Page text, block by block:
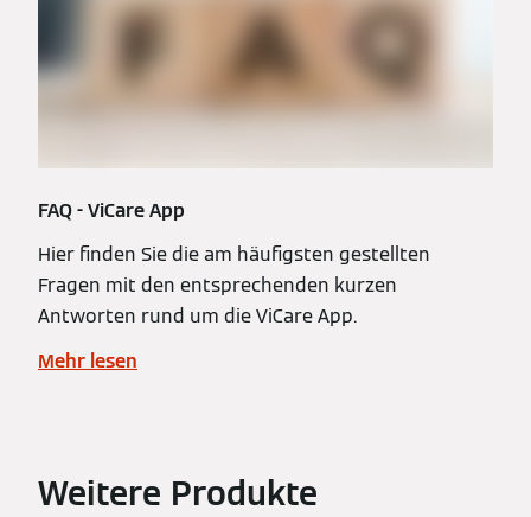
FAQ - ViCare App
Hier finden Sie die am häufigsten gestellten
Fragen mit den entsprechenden kurzen
Antworten rund um die ViCare App.
Mehr lesen
Weitere Produkte